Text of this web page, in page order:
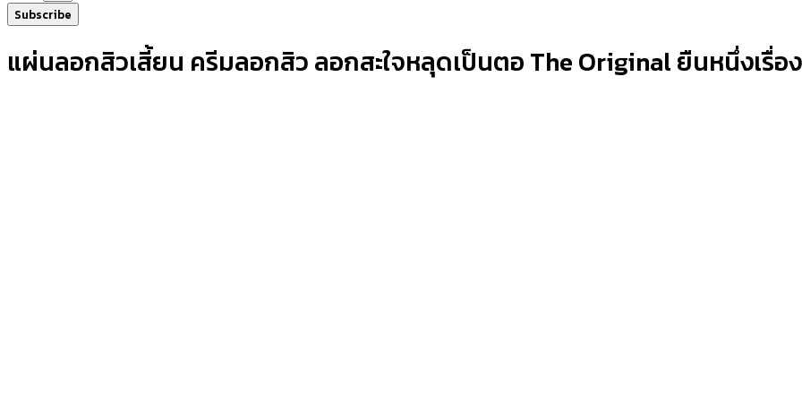
Subscribe
แผ่นลอกสิวเสี้ยน ครีมลอกสิว ลอกสะใจหลุดเป็นตอ The Original ยืนหนึ่งเรื่อ